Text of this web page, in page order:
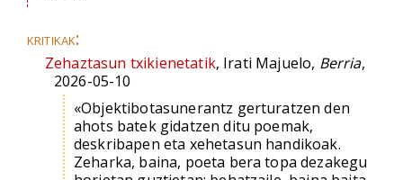
kritikak:
Zehaztasun txikienetatik, Irati Majuelo, Berria,
2026-05-10
«Objektibotasunerantz gerturatzen den
ahots batek gidatzen ditu poemak,
deskribapen eta xehetasun handikoak.
Zeharka, baina, poeta bera topa dezakegu